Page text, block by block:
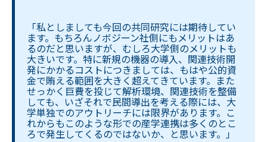
「私としましても今回の共同研究には期待してい
ます。もちろんノボジーン社側にもメリットはあ
るのだと思いますが、むしろ大学側のメリットも
大きいです。特に新規の機器の導入、関連技術開
発にかかるコストにつきましては、もはや公的資
金で賄える範囲を大きく超えてきています。また
せっかく巨費を投じて解析環境、関連技術を整備
しても、いざそれで民間導出を考える際には、大
学単独でのアウトリーチには限界があります。こ
れからもこのような形での産学連携は多くのとこ
ろで発生してくるのではないか、と思います。」